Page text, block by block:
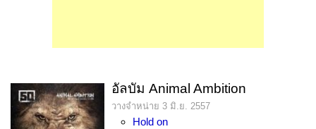
อัลบัม Animal Ambition
วางจำหน่าย 3 มิ.ย. 2557
Hold on